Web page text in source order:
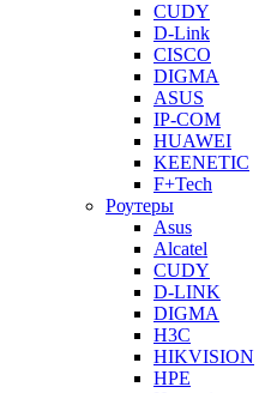
CUDY
D-Link
CISCO
DIGMA
ASUS
IP-COM
HUAWEI
KEENETIC
F+Tech
Роутеры
Asus
Alcatel
CUDY
D-LINK
DIGMA
H3C
HIKVISION
HPE